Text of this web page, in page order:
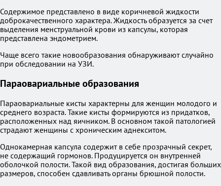
Содержимое представлено в виде коричневой жидкости
доброкачественного характера. Жидкость образуется за счет
выделения менструальной крови из капсулы, которая
представлена эндометрием.
Чаще всего такие новообразования обнаруживают случайно
при обследовании на УЗИ.
Параовариальные образования
Параовариальные кисты характерны для женщин молодого и
среднего возраста. Такие кисты формируются из придатков,
расположенных над яичником. В основном такой патологией
страдают женщины с хроническим аднекситом.
Однокамерная капсула содержит в себе прозрачный секрет,
не содержащий гормонов. Продуцируется он внутренней
оболочкой полости. Такой вид образования, достигая больших
размеров, способен сдавливать органы брюшной полости.